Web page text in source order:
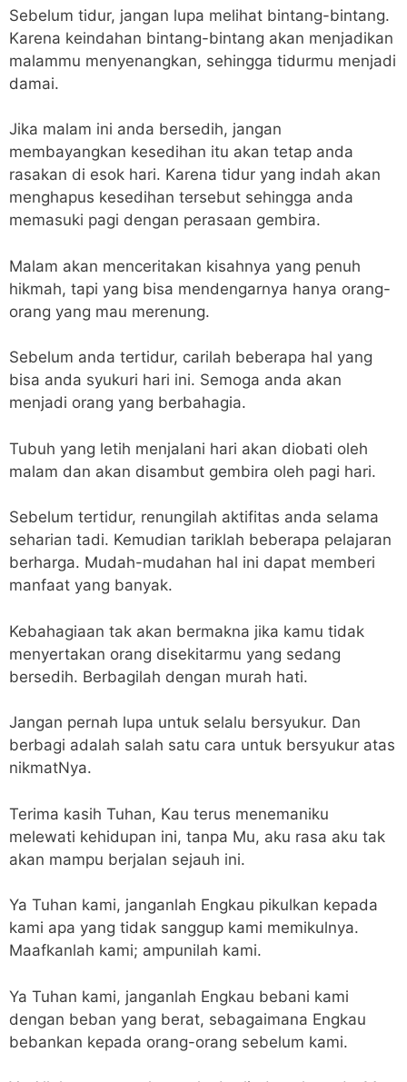
Sebelum tidur, jangan lupa melihat bintang-bintang.
Karena keindahan bintang-bintang akan menjadikan
malammu menyenangkan, sehingga tidurmu menjadi
damai.
Jika malam ini anda bersedih, jangan
membayangkan kesedihan itu akan tetap anda
rasakan di esok hari. Karena tidur yang indah akan
menghapus kesedihan tersebut sehingga anda
memasuki pagi dengan perasaan gembira.
Malam akan menceritakan kisahnya yang penuh
hikmah, tapi yang bisa mendengarnya hanya orang-
orang yang mau merenung.
Sebelum anda tertidur, carilah beberapa hal yang
bisa anda syukuri hari ini. Semoga anda akan
menjadi orang yang berbahagia.
Tubuh yang letih menjalani hari akan diobati oleh
malam dan akan disambut gembira oleh pagi hari.
Sebelum tertidur, renungilah aktifitas anda selama
seharian tadi. Kemudian tariklah beberapa pelajaran
berharga. Mudah-mudahan hal ini dapat memberi
manfaat yang banyak.
Kebahagiaan tak akan bermakna jika kamu tidak
menyertakan orang disekitarmu yang sedang
bersedih. Berbagilah dengan murah hati.
Jangan pernah lupa untuk selalu bersyukur. Dan
berbagi adalah salah satu cara untuk bersyukur atas
nikmatNya.
Terima kasih Tuhan, Kau terus menemaniku
melewati kehidupan ini, tanpa Mu, aku rasa aku tak
akan mampu berjalan sejauh ini.
Ya Tuhan kami, janganlah Engkau pikulkan kepada
kami apa yang tidak sanggup kami memikulnya.
Maafkanlah kami; ampunilah kami.
Ya Tuhan kami, janganlah Engkau bebani kami
dengan beban yang berat, sebagaimana Engkau
bebankan kepada orang-orang sebelum kami.